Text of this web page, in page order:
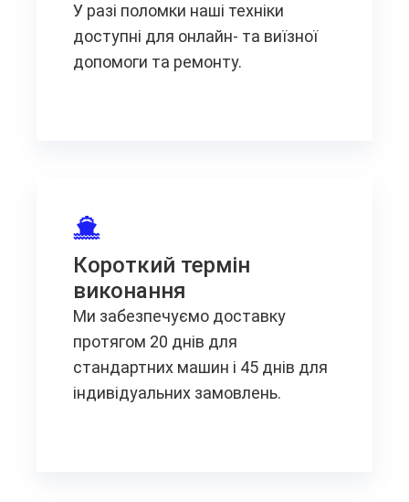
У разі поломки наші техніки
доступні для онлайн- та виїзної
допомоги та ремонту.
Короткий термін
виконання
Ми забезпечуємо доставку
протягом 20 днів для
стандартних машин і 45 днів для
індивідуальних замовлень.